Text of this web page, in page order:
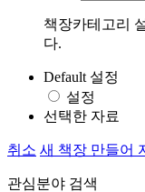
책장카테고리
다.
Default 설정
설정
선택한 자료
취소 새 책장 만들어
관심분야 검색